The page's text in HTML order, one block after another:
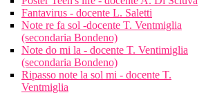
Fantavirus - docente L. Saletti
Note re fa sol -docente T. Ventmiglia
(secondaria Bondeno)
Note do mi la - docente T. Ventimiglia
(secondaria Bondeno)
Ripasso note la sol mi - docente T.
Ventmiglia